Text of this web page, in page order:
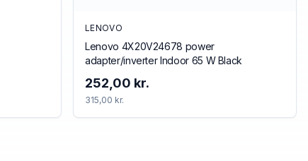
LENOVO
Lenovo 4X20V24678 power
adapter/inverter Indoor 65 W Black
252,00 kr.
315,00 kr.